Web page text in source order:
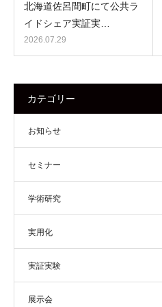
北海道佐呂間町にて公共ラ
イドシェア実証実…
2026.07.29
カテゴリー
お知らせ
セミナー
学術研究
実用化
実証実験
展示会